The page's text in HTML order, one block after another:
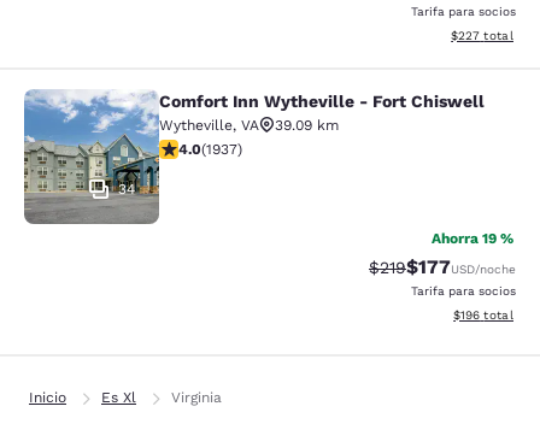
Tarifa para socios
Ver detalles
$227 total
Comfort Inn Wytheville - Fort
34
Comfort Inn Wytheville - Fort Chiswell
Wytheville, VA
39.09 km
calificación de 3.96 estrellas. Bueno. 1937 reseñas
4.0(1937)
Ahorra 19 %
Precio tachado:
$219Precio con
$177USD/noche
Tarifa para socios
Ver detalles
$196 total
Inicio Es Xl Virginia